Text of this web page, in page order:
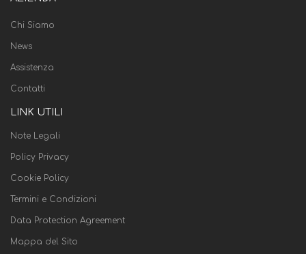
Chi Siamo
News
Assistenza
Contatti
LINK UTILI
Note Legali
Policy Privacy
Cookie Policy
Termini e Condizioni
Data Protection Agreement
Mappa del Sito